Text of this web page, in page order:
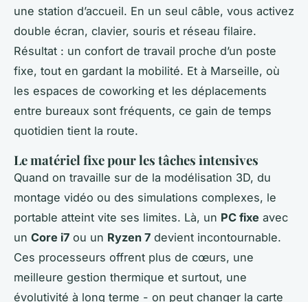
une station d’accueil. En un seul câble, vous activez
double écran, clavier, souris et réseau filaire.
Résultat : un confort de travail proche d’un poste
fixe, tout en gardant la mobilité. Et à Marseille, où
les espaces de coworking et les déplacements
entre bureaux sont fréquents, ce gain de temps
quotidien tient la route.
Le matériel fixe pour les tâches intensives
Quand on travaille sur de la modélisation 3D, du
montage vidéo ou des simulations complexes, le
portable atteint vite ses limites. Là, un PC fixe avec
un Core i7 ou un Ryzen 7 devient incontournable.
Ces processeurs offrent plus de cœurs, une
meilleure gestion thermique et surtout, une
évolutivité à long terme - on peut changer la carte